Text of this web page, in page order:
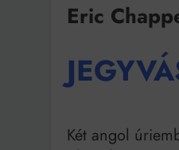
Eric
Két angol